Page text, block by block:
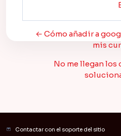
← Cómo añadir a
mis
No me llegan los
Contactar con el soporte del sitio